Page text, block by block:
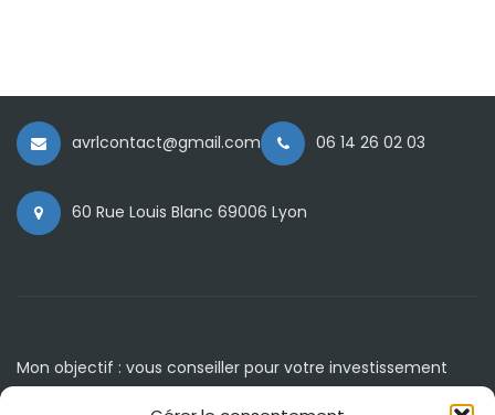
avrlcontact@gmail.com 06 14 26 02 03
60 Rue Louis Blanc 69006 Lyon
Mon objectif : vous conseiller pour votre investissement
immobilier.